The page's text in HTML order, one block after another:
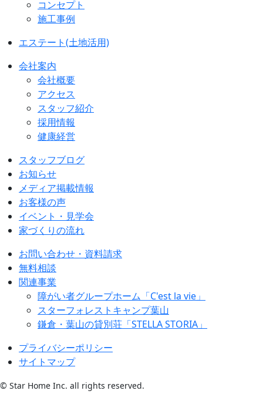
コンセプト
施工事例
エステート(土地活用)
会社案内
会社概要
アクセス
スタッフ紹介
採用情報
健康経営
スタッフブログ
お知らせ
メディア掲載情報
お客様の声
イベント・見学会
家づくりの流れ
お問い合わせ・資料請求
無料相談
関連事業
障がい者グループホーム「C'est la vie」
スターフォレストキャンプ葉山
鎌倉・葉山の貸別荘「STELLA STORIA」
プライバシーポリシー
サイトマップ
© Star Home Inc. all rights reserved.